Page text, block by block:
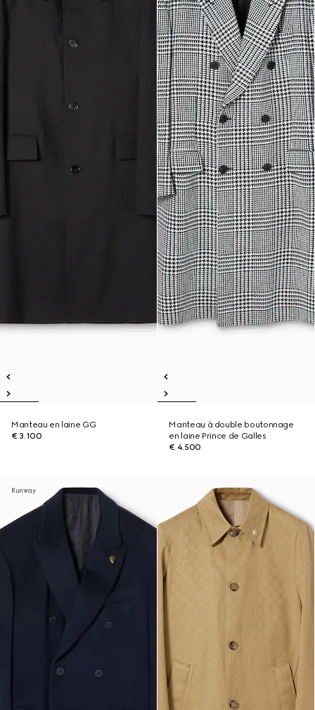
Manteau en laine GG
€ 3.100
Manteau à double boutonnage
en laine Prince de Galles
€ 4.500
Runway